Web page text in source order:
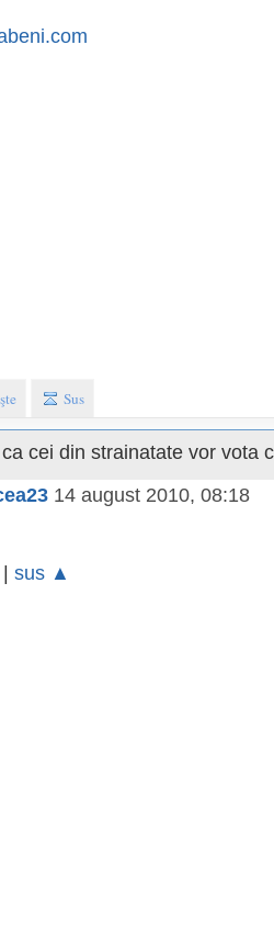
Sus
cei din strainatate vor vota
14 august 2010, 08:18
| sus ▲